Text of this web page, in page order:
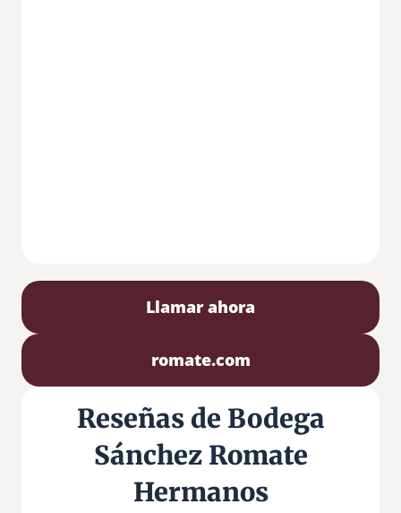
Llamar ahora
romate.com
Reseñas de Bodega
Sánchez Romate
Hermanos